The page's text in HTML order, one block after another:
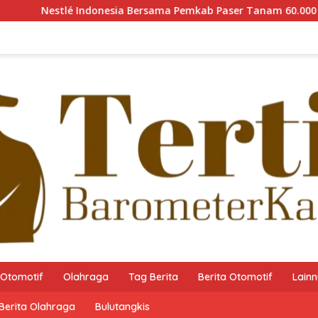
Bersama Pemkab Paser Tanam 60.000 Pohon Mangrove
Otomotif Olahraga Tag Berita Berita Otomotif
Olahraga Bulutangkis